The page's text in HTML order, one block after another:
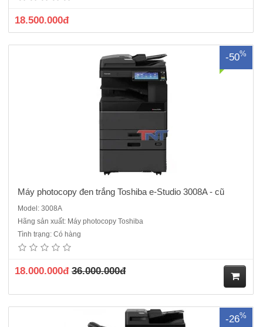
18.500.000đ
-50%
Máy photocopy đen trắng Toshiba e-Studio 3008A - cũ
Model: 3008A
Hãng sản xuất: Máy photocopy Toshiba
Tình trạng: Có hàng
18.000.000đ 36.000.000đ
ua
-26%
năng chuẩn : Copy - In - Scan màu - Kết nối mạng- Màn hình LCD
cảm ứng màu 10.1 Inch- Tốc độ copy : 50 tờ/phút.- Khay đựng giấy :